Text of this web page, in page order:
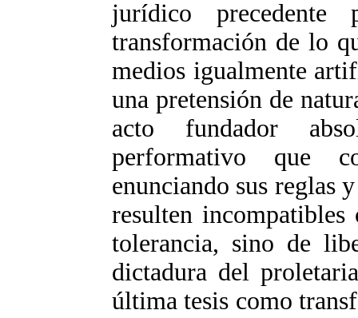
jurídico
transformación de lo
medios igualmente
una pretensión de
acto fundador
performativo que
enunciando sus reglas
resulten
tolerancia, sino de
dictadura del
última tesis como